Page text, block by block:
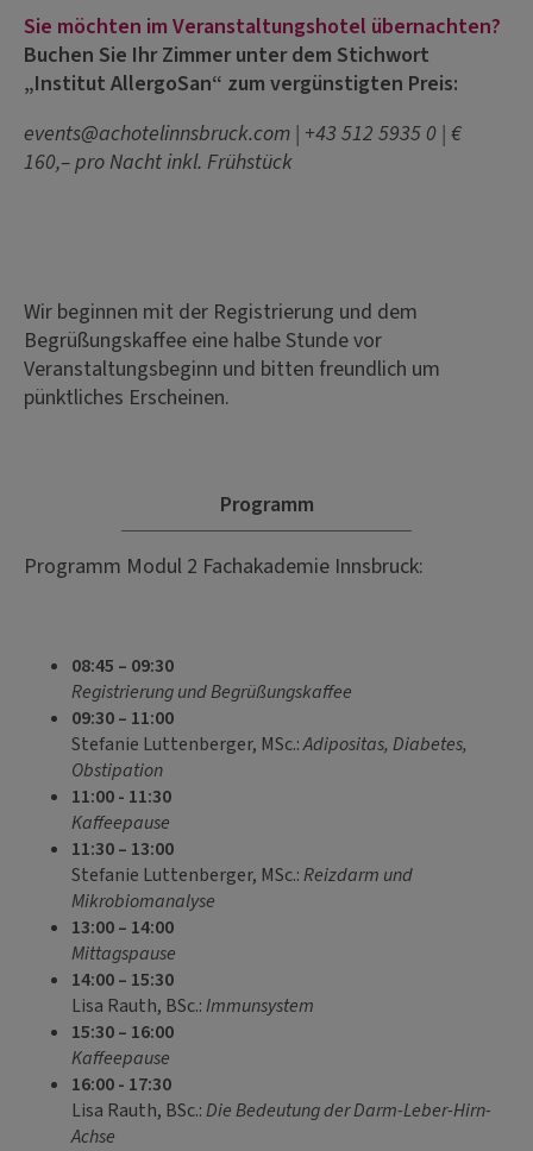
Sie möchten im Veranstaltungshotel übernachten?
Buchen Sie Ihr Zimmer unter dem Stichwort
„Institut AllergoSan“ zum vergünstigten Preis:
events@achotelinnsbruck.com | +43 512 5935 0 | €
160,– pro Nacht inkl. Frühstück
Wir beginnen mit der Registrierung und dem
Begrüßungskaffee eine halbe Stunde vor
Veranstaltungsbeginn und bitten freundlich um
pünktliches Erscheinen.
Programm
Programm Modul 2 Fachakademie Innsbruck:
08:45 – 09:30
Registrierung und Begrüßungskaffee
09:30 – 11:00
Stefanie Luttenberger, MSc.:Adipositas, Diabetes,
Obstipation
11:00 - 11:30
Kaffeepause
11:30 – 13:00
Stefanie Luttenberger, MSc.:Reizdarm und
Mikrobiomanalyse
13:00 – 14:00
Mittagspause
14:00 – 15:30
Lisa Rauth, BSc.:Immunsystem
15:30 – 16:00
Kaffeepause
16:00 - 17:30
Lisa Rauth, BSc.:Die Bedeutung der Darm-Leber-Hirn-
Achse